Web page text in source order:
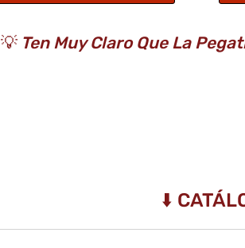
💡Ten Muy Claro Que La
⬇️